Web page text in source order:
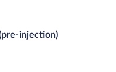
injection)